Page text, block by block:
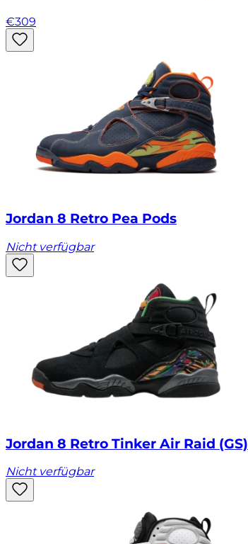
€309
Jordan 8 Retro Pea Pods
Nicht verfügbar
Jordan 8 Retro Tinker Air Raid (GS)
Nicht verfügbar